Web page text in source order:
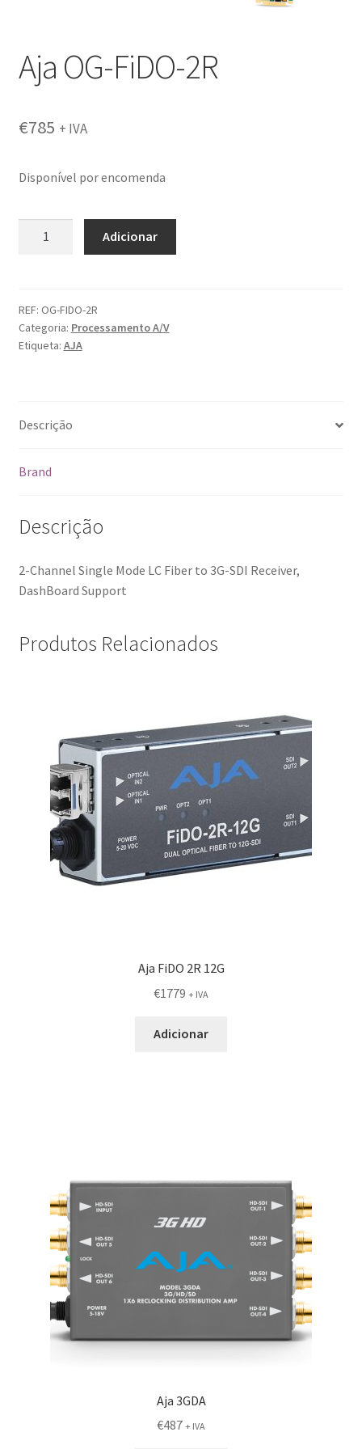
Aja OG-FiDO-2R
€785 + IVA
Disponível por encomenda
FiDO-
2R
Adicionar
REF: OG-FIDO-2R
Categoria: Processamento A/V
Etiqueta: AJA
Descrição
Brand
Descrição
2-Channel Single Mode LC Fiber to 3G-SDI Receiver,
DashBoard Support
Produtos Relacionados
Aja FiDO 2R 12G
€1779 + IVA
Adicionar
Aja 3GDA
€487 + IVA